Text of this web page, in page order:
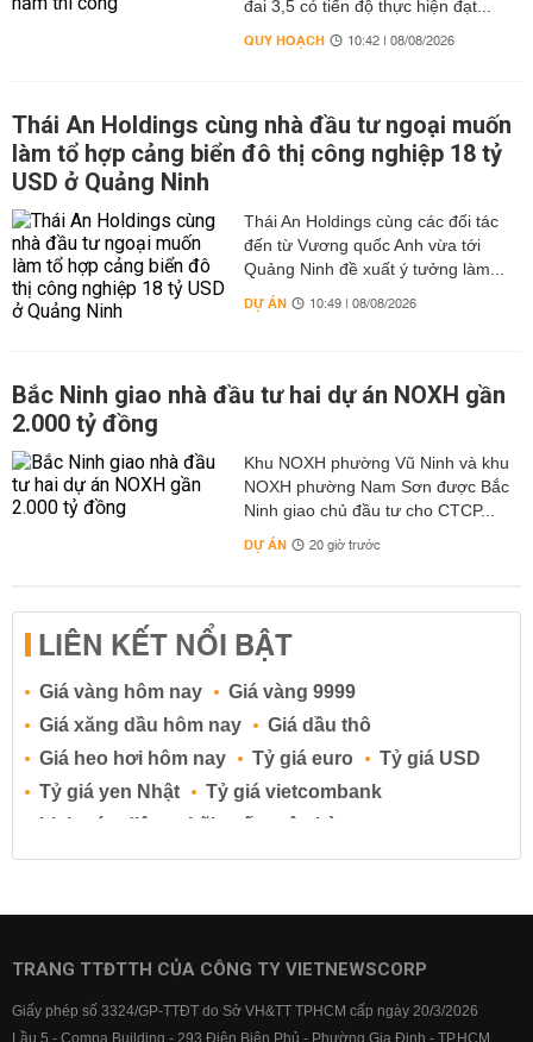
đai 3,5 có tiến độ thực hiện đạt...
QUY HOẠCH 10:42 | 08/08/2026
Thái An Holdings cùng nhà đầu tư ngoại muốn
làm tổ hợp cảng biển đô thị công nghiệp 18 tỷ
USD ở Quảng Ninh
Thái An Holdings cùng các đối tác
đến từ Vương quốc Anh vừa tới
Quảng Ninh đề xuất ý tưởng làm...
DỰ ÁN 10:49 | 08/08/2026
Bắc Ninh giao nhà đầu tư hai dự án NOXH gần
2.000 tỷ đồng
Khu NOXH phường Vũ Ninh và khu
NOXH phường Nam Sơn được Bắc
Ninh giao chủ đầu tư cho CTCP...
DỰ ÁN 20 giờ trước
LIÊN KẾT NỔI BẬT
Giá vàng hôm nay
Giá vàng 9999
Giá xăng dầu hôm nay
Giá dầu thô
Giá heo hơi hôm nay
Tỷ giá euro
Tỷ giá USD
Tỷ giá yen Nhật
Tỷ giá vietcombank
Lịch cúp điện
Lãi suất ngân hàng
Lãi suất tiết kiệm
Lãi suất tiền gửi
Lãi suất ngân hàng BIDV
Lãi suất ngân hàng Vietcombank
TRANG TTĐTTH CỦA CÔNG TY VIETNEWSCORP
Giấy phép số 3324/GP-TTĐT do Sở VH&TT TPHCM cấp ngày 20/3/2026